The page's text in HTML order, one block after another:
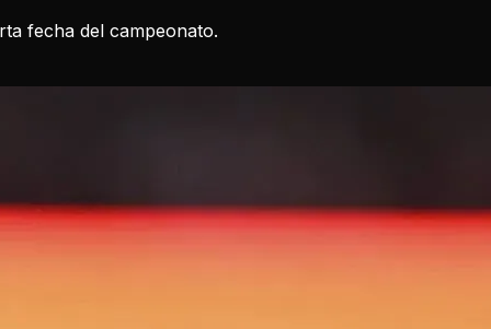
fecha del campeonato.